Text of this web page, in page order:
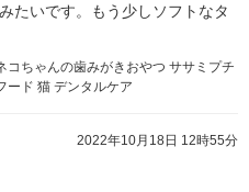
たいです。もう少しソフトなタ
ちゃんの歯みがきおやつ ササミプチ
ード 猫 デンタルケア
2022年10月18日 12時55分